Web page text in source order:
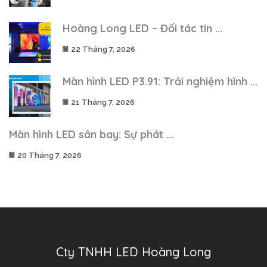
Hoàng Long LED – Đối tác tin ...
22 Tháng 7, 2026
Màn hình LED P3.91: Trải nghiệm hình ...
21 Tháng 7, 2026
Màn hình LED sân bay: Sự phát ...
20 Tháng 7, 2026
Cty TNHH LED Hoàng Long